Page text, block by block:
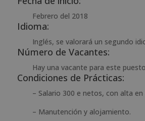
Febrero del 2018
Idioma:
Inglés, se valorará un segundo
Número de Vacantes:
Hay una vacante para este
Condiciones de Prácticas:
– Salario 300 e netos, con alta en
– Manutención y alojamiento.